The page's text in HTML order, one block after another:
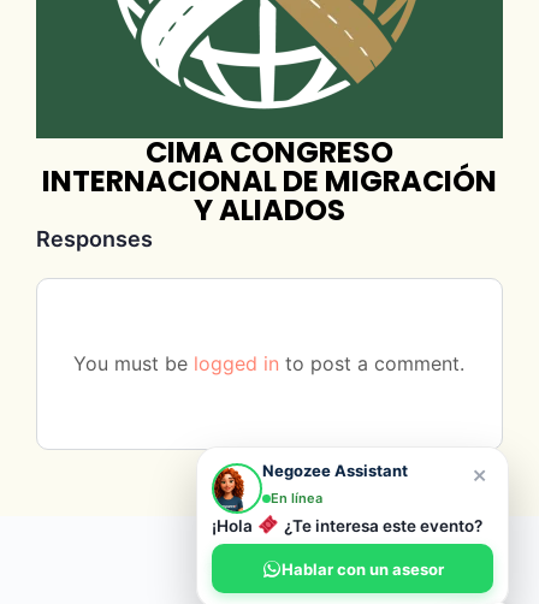
CIMA CONGRESO
INTERNACIONAL DE MIGRACIÓN
Y ALIADOS
Responses
You must be logged in to post a comment.
© 2026 Negozee
×
Negozee Assistant
En línea
¡Hola ¿Te interesa este evento?
Hablar con un asesor